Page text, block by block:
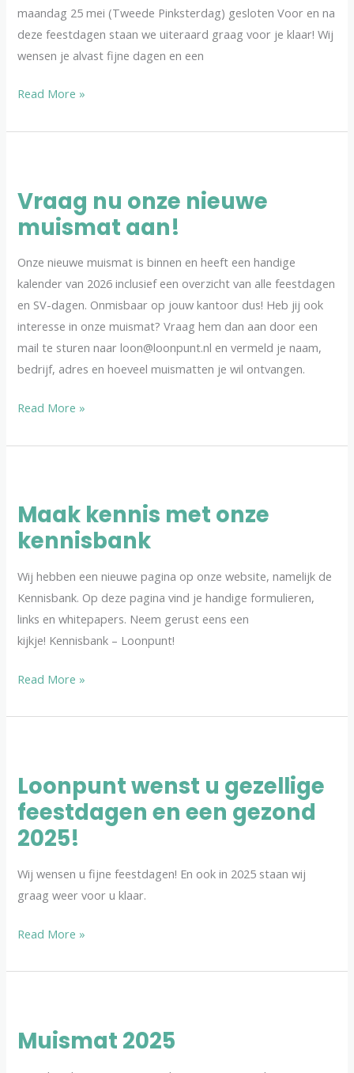
maandag 25 mei (Tweede Pinksterdag) gesloten Voor en na
deze feestdagen staan we uiteraard graag voor je klaar! Wij
wensen je alvast fijne dagen en een
Read More »
Vraag nu onze nieuwe
muismat aan!
Onze nieuwe muismat is binnen en heeft een handige
kalender van 2026 inclusief een overzicht van alle feestdagen
en SV-dagen. Onmisbaar op jouw kantoor dus! Heb jij ook
interesse in onze muismat? Vraag hem dan aan door een
mail te sturen naar loon@loonpunt.nl en vermeld je naam,
bedrijf, adres en hoeveel muismatten je wil ontvangen.
onze
nieuwe
aan!
Read More »
Maak kennis met onze
kennisbank
Wij hebben een nieuwe pagina op onze website, namelijk de
Kennisbank. Op deze pagina vind je handige formulieren,
links en whitepapers. Neem gerust eens een
kijkje! Kennisbank – Loonpunt!
met
onze
Read More »
Loonpunt wenst u gezellige
feestdagen en een gezond
2025!
Wij wensen u fijne feestdagen! En ook in 2025 staan wij
graag weer voor u klaar.
u
gezellige
feestdagen
en
een
gezond
Read More »
Muismat 2025